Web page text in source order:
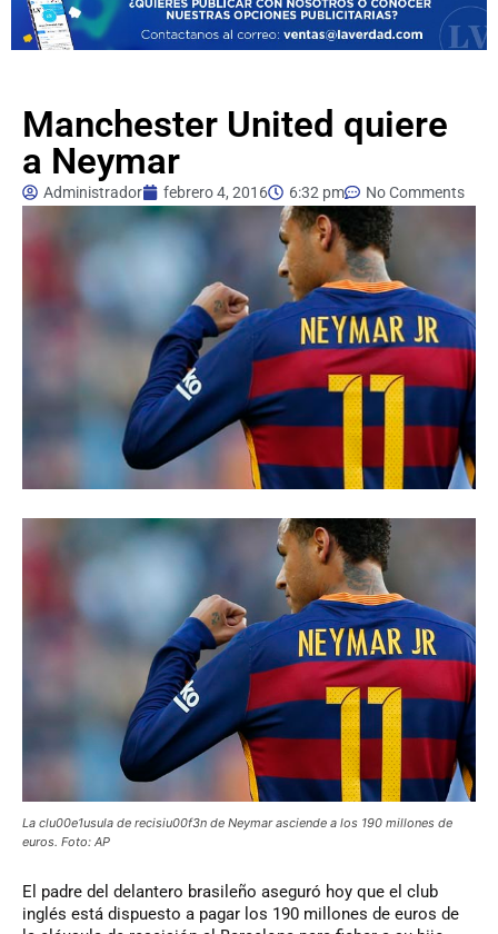
Manchester United quiere
a Neymar
Administrador febrero 4, 2016 6:32 pm No Comments
La clu00e1usula de recisiu00f3n de Neymar asciende a los 190 millones de
euros. Foto: AP
El padre del delantero brasileño aseguró hoy que el club
inglés está dispuesto a pagar los 190 millones de euros de